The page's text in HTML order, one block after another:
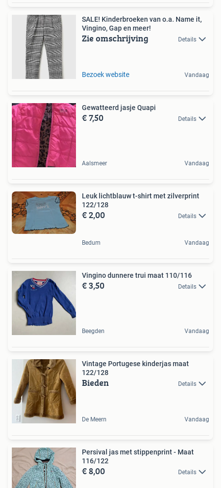
SALE! Kinderbroeken van o.a. Name it,
Vingino, Gap en meer!
Zie omschrijving Details
Bezoek website Vandaag
Gewatteerd jasje Quapi
€ 7,50 Details
Aalsmeer Vandaag
Leuk lichtblauw t-shirt met zilverprint
122/128
€ 2,00 Details
Bedum Vandaag
Vingino dunnere trui maat 110/116
€ 3,50 Details
Beegden Vandaag
Vintage Portugese kinderjas maat
122/128
Bieden Details
De Meern Vandaag
Persival jas met stippenprint - Maat
116/122
€ 8,00 Details